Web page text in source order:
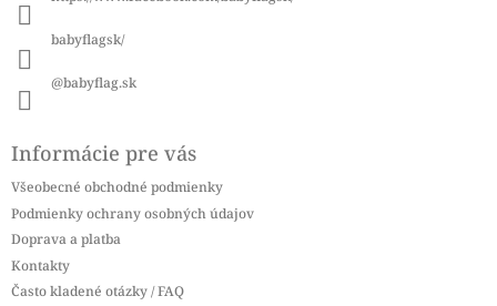
babyflagsk/
@babyflag.sk
Informácie pre vás
Všeobecné obchodné podmienky
Podmienky ochrany osobných údajov
Doprava a platba
Kontakty
Často kladené otázky / FAQ